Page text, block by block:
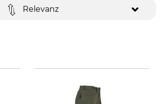
Relevanz